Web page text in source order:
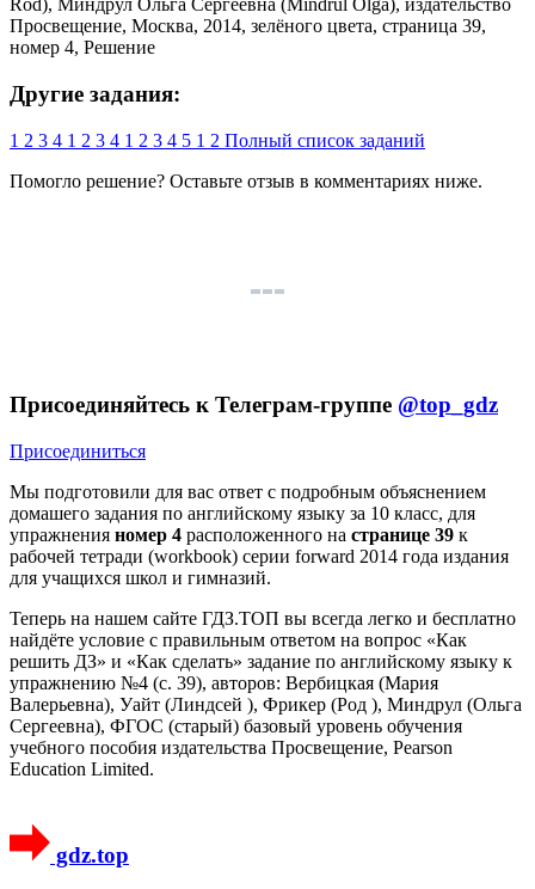
Другие задания:
1 2 3 4 1 2 3 4 1 2 3 4 5 1 2 Полный список заданий
Помогло решение? Оставьте отзыв в комментариях ниже.
Присоединяйтесь к Телеграм-группе @top_gdz
Присоединиться
Мы подготовили для вас ответ c подробным объяснением
домашего задания по английскому языку за 10 класс, для
упражнения номер 4 расположенного на странице 39 к
рабочей тетради (workbook) серии forward 2014 года издания
для учащихся школ и гимназий.
Теперь на нашем сайте ГДЗ.ТОП вы всегда легко и бесплатно
найдёте условие с правильным ответом на вопрос «Как
решить ДЗ» и «Как сделать» задание по английскому языку к
упражнению №4 (с. 39), авторов: Вербицкая (Мария
Валерьевна), Уайт (Линдсей ), Фрикер (Род ), Миндрул (Ольга
Сергеевна), ФГОС (старый) базовый уровень обучения
учебного пособия издательства Просвещение, Pearson
Education Limited.
gdz.top